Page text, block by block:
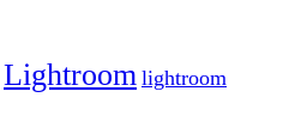
Lightroom lightroom